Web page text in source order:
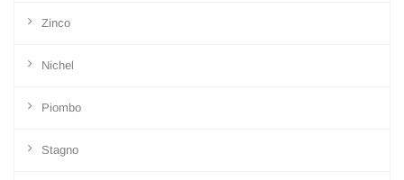
Zinco
Nichel
Piombo
Stagno